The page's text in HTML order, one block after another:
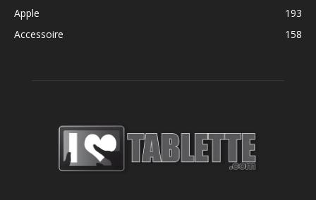
Apple
193
Accessoire
158